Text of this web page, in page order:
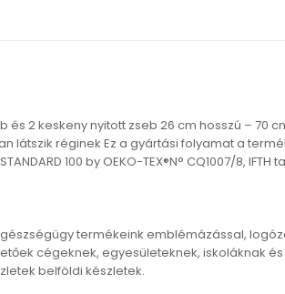
2 keskeny nyitott zseb 26 cm hosszú – 70
látszik réginek Ez a gyártási folyamat a
100 by OEKO-TEX®N° CQ1007/8, IFTH
termékeink emblémázással,
cégeknek, egyesületeknek, iskoláknak és
belföldi készletek.